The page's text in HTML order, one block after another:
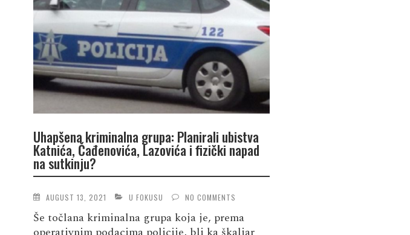
Uhapšena kriminalna grupa: Planirali ubistva
Katnića, Čađenovića, Lazovića i fizički napad
na sutkinju?
AUGUST 13, 2021 U FOKUSU NO COMMENTS
Še točlana kriminalna grupa koja je, prema